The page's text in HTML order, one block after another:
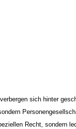
sich hinter
Recht, sondern